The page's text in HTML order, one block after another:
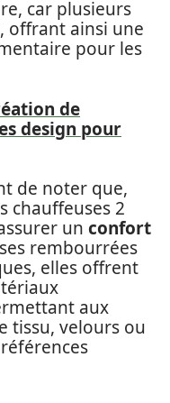
car plusieurs
offrant ainsi une
pour les
de
design pour
de noter que,
chauffeuses 2
un confort
rembourrées
elles offrent
aux
tissu, velours ou